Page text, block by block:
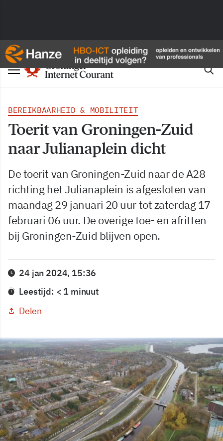
BEREIKBAARHEID & MOBILITEIT
Toerit van Groningen-Zuid
naar Julianaplein dicht
De toerit van Groningen-Zuid naar de A28
richting het Julianaplein is afgesloten van
maandag 29 januari 20 uur tot zaterdag 17
februari 06 uur. De overige toe- en afritten
bij Groningen-Zuid blijven open.
24 jan 2024, 15:36
Leestijd: < 1 minuut
Delen